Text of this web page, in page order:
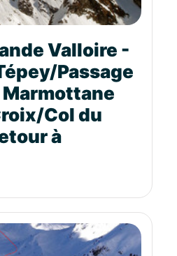
Valloire -
Passage
Col du
à